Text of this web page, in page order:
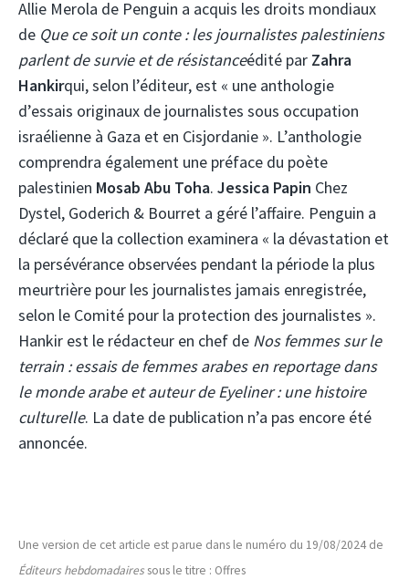
Allie Merola de Penguin a acquis les droits mondiaux
de Que ce soit un conte : les journalistes palestiniens
parlent de survie et de résistanceédité par Zahra
Hankirqui, selon l’éditeur, est « une anthologie
d’essais originaux de journalistes sous occupation
israélienne à Gaza et en Cisjordanie ». L’anthologie
comprendra également une préface du poète
palestinien Mosab Abu Toha. Jessica Papin Chez
Dystel, Goderich & Bourret a géré l’affaire. Penguin a
déclaré que la collection examinera « la dévastation et
la persévérance observées pendant la période la plus
meurtrière pour les journalistes jamais enregistrée,
selon le Comité pour la protection des journalistes ».
Hankir est le rédacteur en chef de Nos femmes sur le
terrain : essais de femmes arabes en reportage dans
le monde arabe et auteur de Eyeliner : une histoire
culturelle. La date de publication n’a pas encore été
annoncée.
Une version de cet article est parue dans le numéro du 19/08/2024 de
Éditeurs hebdomadaires sous le titre : Offres